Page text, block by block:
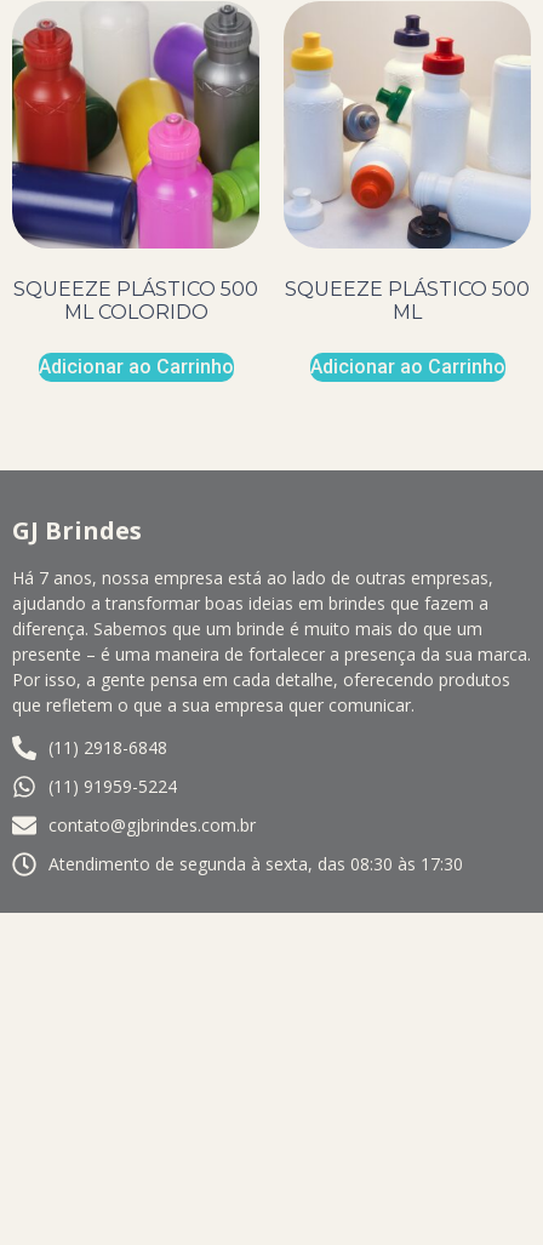
SQUEEZE PLÁSTICO 500
ML COLORIDO
Adicionar ao Carrinho
SQUEEZE PLÁSTICO 500
ML
Adicionar ao Carrinho
GJ Brindes
Há 7 anos, nossa empresa está ao lado de outras empresas,
ajudando a transformar boas ideias em brindes que fazem a
diferença. Sabemos que um brinde é muito mais do que um
presente – é uma maneira de fortalecer a presença da sua marca.
Por isso, a gente pensa em cada detalhe, oferecendo produtos
que refletem o que a sua empresa quer comunicar.
(11) 2918-6848
(11) 91959-5224
contato@gjbrindes.com.br
Atendimento de segunda à sexta, das 08:30 às 17:30